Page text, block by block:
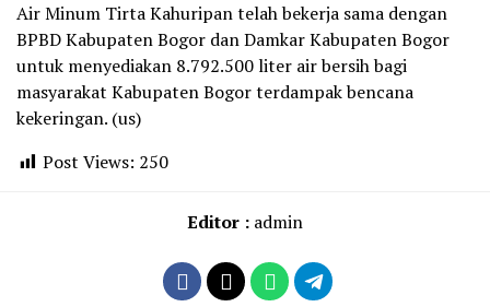
Air Minum Tirta Kahuripan telah bekerja sama dengan
BPBD Kabupaten Bogor dan Damkar Kabupaten Bogor
untuk menyediakan 8.792.500 liter air bersih bagi
masyarakat Kabupaten Bogor terdampak bencana
kekeringan. (us)
Post Views: 250
Editor : admin